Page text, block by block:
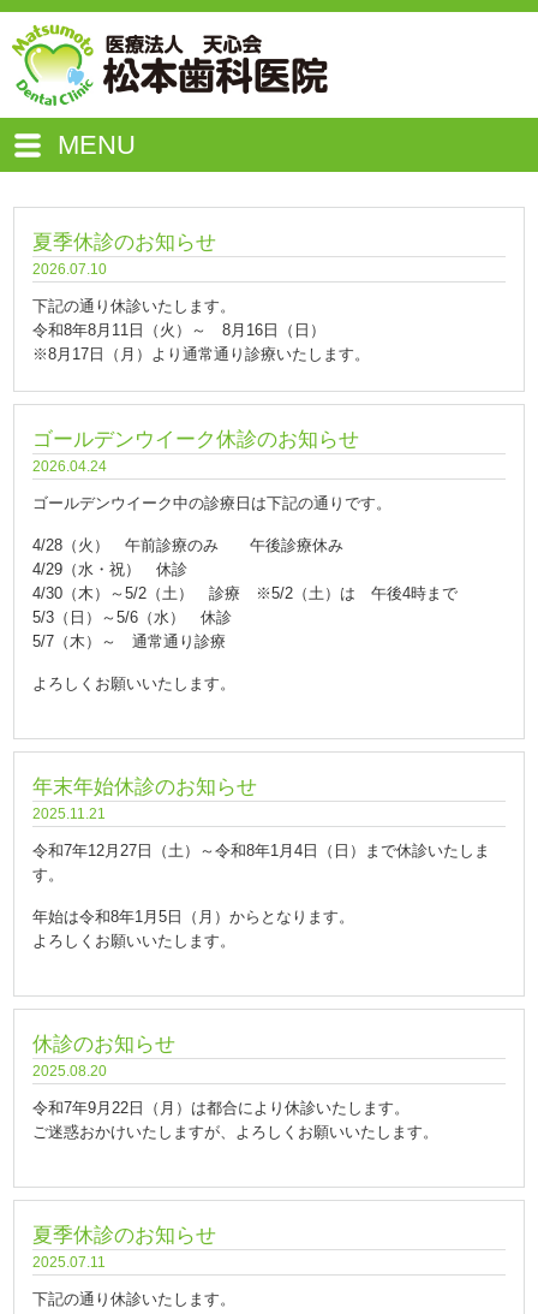
MENU
夏季休診のお知らせ
2026.07.10
下記の通り休診いたします。
令和8年8月11日（火）～ 8月16日（日）
※8月17日（月）より通常通り診療いたします。
ゴールデンウイーク休診のお知らせ
2026.04.24
ゴールデンウイーク中の診療日は下記の通りです。
4/28（火） 午前診療のみ 午後診療休み
4/29（水・祝） 休診
4/30（木）～5/2（土） 診療 ※5/2（土）は 午後4時まで
5/3（日）～5/6（水） 休診
5/7（木）～ 通常通り診療
よろしくお願いいたします。
年末年始休診のお知らせ
2025.11.21
令和7年12月27日（土）～令和8年1月4日（日）まで休診いたしま
す。
年始は令和8年1月5日（月）からとなります。
よろしくお願いいたします。
休診のお知らせ
2025.08.20
令和7年9月22日（月）は都合により休診いたします。
ご迷惑おかけいたしますが、よろしくお願いいたします。
夏季休診のお知らせ
2025.07.11
下記の通り休診いたします。